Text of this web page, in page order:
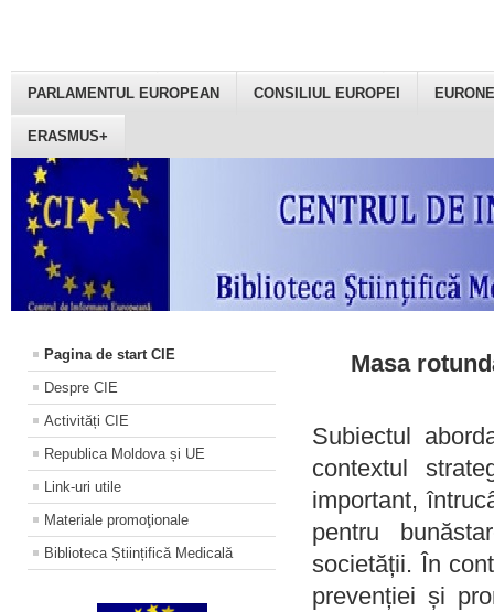
PARLAMENTUL EUROPEAN CONSILIUL EUROPEI
ERASMUS+
Pagina de start CIE
Despre CIE
Activități CIE
Republica Moldova și UE
Link-uri utile
Materiale promoţionale
Biblioteca Științifică Medicală
Masa
Subiectul
contextul
important,
pentru
societății. În
prevenției și